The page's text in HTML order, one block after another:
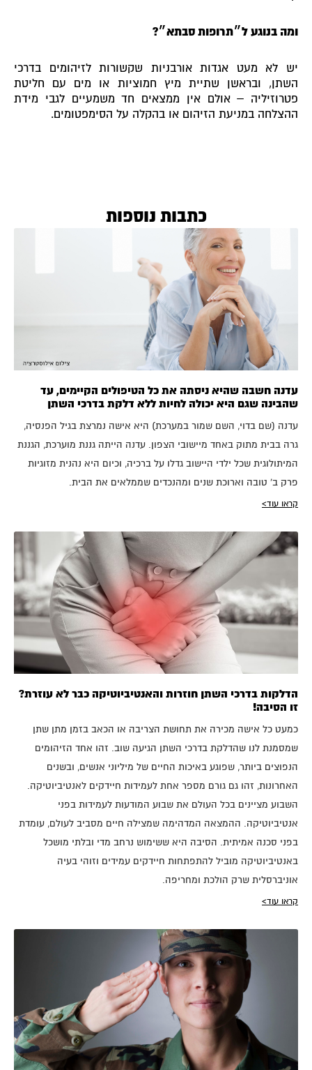
ומה בנוגע ל״תרופות סבתא״?
יש לא מעט אגדות אורבניות שקשורות לזיהומים בדרכי
השתן, ובראשן שתיית מיץ חמוציות או מים עם חליטת
פטרוזיליה – אולם אין ממצאים חד משמעיים לגבי מידת
ההצלחה במניעת הזיהום או בהקלה על הסימפטומים.
כתבות נוספות
עדנה חשבה שהיא ניסתה את כל הטיפולים הקיימים, עד
שהבינה שגם היא יכולה לחיות ללא דלקת בדרכי השתן
עדנה (שם בדוי, השם שמור במערכת) היא אישה נמרצת בגיל הפנסיה,
גרה בבית מתוק באחד מיישובי הצפון. עדנה הייתה גננת מוערכת, הגננת
המיתולוגית שכל ילדי היישוב גדלו על ברכיה, וכיום היא נהנית מזוגיות
פרק ב' טובה וארוכת שנים ומהנכדים שממלאים את הבית.
קראו עוד>
הדלקות בדרכי השתן חוזרות והאנטיביוטיקה כבר לא עוזרת?
זו הסיבה!
כמעט כל אישה מכירה את תחושת הצריבה או הכאב בזמן מתן שתן
שמסמנת לנו שהדלקת בדרכי השתן הגיעה שוב. זהו אחד הזיהומים
הנפוצים ביותר, שפוגע באיכות החיים של מיליוני אנשים, ובשנים
האחרונות, זהו גם גורם מספר אחת לעמידות חיידקים לאנטיביוטיקה.
השבוע מציינים בכל העולם את שבוע המודעות לעמידות בפני
אנטיביוטיקה. ההמצאה המדהימה שמצילה חיים מסביב לעולם, עומדת
בפני סכנה אמיתית. הסיבה היא ששימוש נרחב מדי ובלתי מושכל
באנטיביוטיקה מוביל להתפתחות חיידקים עמידים וזוהי בעיה
אוניברסלית שרק הולכת ומחריפה.
קראו עוד>